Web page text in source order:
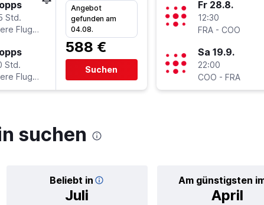
Std.
Fluglinien
Std.
Fluglinien
Angebot
gefunden am
04.08.
588 €
Suchen
Fr 28.8.
12:30
FRA - COO
Sa 19.9.
22:00
COO - FRA
suchen
Beliebt in
Juli
Am günstigsten
April